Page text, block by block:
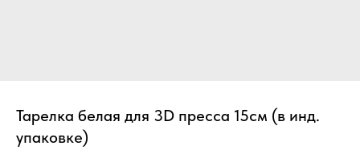
Тарелка белая для 3D пресса 15см (в инд.
упаковке)